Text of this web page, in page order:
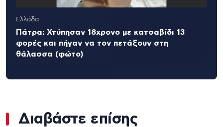
Ελλάδα
Πάτρα: Χτύπησαν 18χρονο με κατσαβίδι 13
φορές και πήγαν να τον πετάξουν στη
θάλασσα (φώτο)
Διαβάστε επίσης